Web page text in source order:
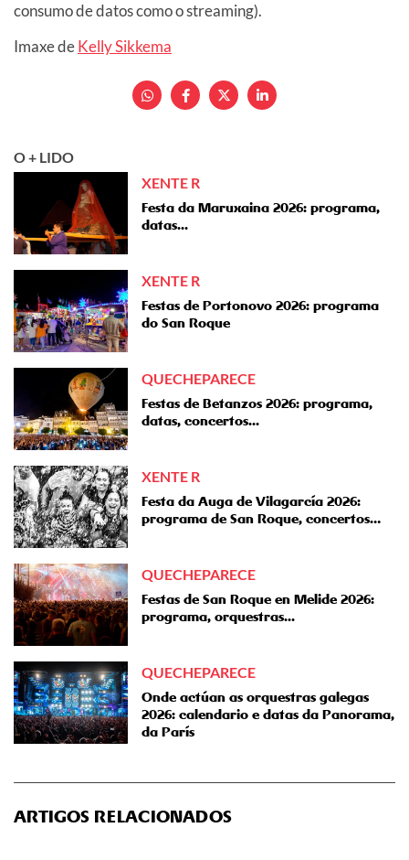
consumo de datos como o streaming).
Imaxe deKelly Sikkema
O + LIDO
XENTE R
Festa da Maruxaina 2026: programa,
datas...
XENTE R
Festas de Portonovo 2026: programa
do San Roque
QUECHEPARECE
Festas de Betanzos 2026: programa,
datas, concertos...
XENTE R
Festa da Auga de Vilagarcía 2026:
programa de San Roque, concertos…
QUECHEPARECE
Festas de San Roque en Melide 2026:
programa, orquestras...
QUECHEPARECE
Onde actúan as orquestras galegas
2026: calendario e datas da Panorama,
da París
ARTIGOS RELACIONADOS